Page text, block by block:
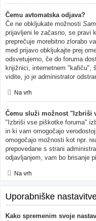
Čemu avtomatska odjava?
Če ne obkljukate možnosti
prijavljeni le začasno, se pravi
preprečuje morebitno zlorabo
med prijavo obkljukajte prej
odsvetujemo, če do foruma
knjižnici, internetnem "kafiču",
vidite, jo je administrator
Na vrh
Čemu služi možnost "Izbriši
"Izbriši vse piškotke foruma"
in ki vam omogočajo
omogočajo možnosti kot npr.
prepovedane s strani
odjavljanjem, vam bo brisanje
Na vrh
Uporabniške
Kako spremenim svoje